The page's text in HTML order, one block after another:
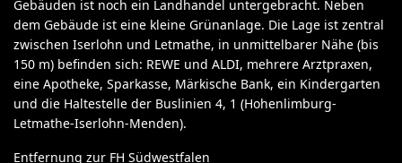
Gebäuden ist noch ein Landhandel untergebracht. Neben
dem Gebäude ist eine kleine Grünanlage. Die Lage ist zentral
zwischen Iserlohn und Letmathe, in unmittelbarer Nähe (bis
150 m) befinden sich: REWE und ALDI, mehrere Arztpraxen,
eine Apotheke, Sparkasse, Märkische Bank, ein Kindergarten
und die Haltestelle der Buslinien 4, 1 (Hohenlimburg-
Letmathe-Iserlohn-Menden).
Entfernung zur FH Südwestfalen